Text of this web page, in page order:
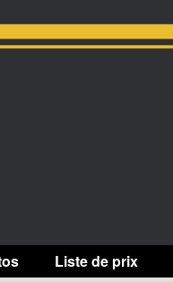
Liste de prix